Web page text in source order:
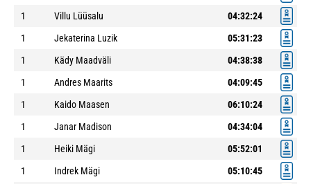
1
Villu Lüüsalu
04:32:24
1
Jekaterina Luzik
05:31:23
1
Kädy Maadväli
04:38:38
1
Andres Maarits
04:09:45
1
Kaido Maasen
06:10:24
1
Janar Madison
04:34:04
1
Heiki Mägi
05:52:01
1
Indrek Mägi
05:10:45